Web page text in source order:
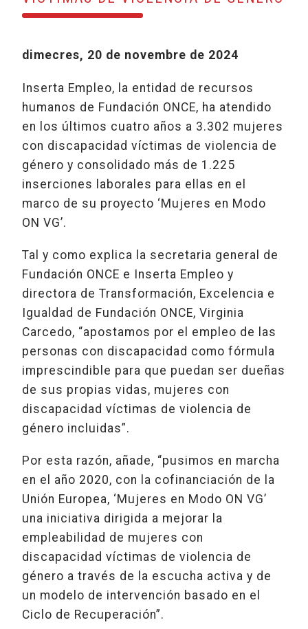
dimecres, 20 de novembre de 2024
Inserta Empleo, la entidad de recursos
humanos de Fundación ONCE, ha atendido
en los últimos cuatro años a 3.302 mujeres
con discapacidad víctimas de violencia de
género y consolidado más de 1.225
inserciones laborales para ellas en el
marco de su proyecto ‘Mujeres en Modo
ON VG’.
Tal y como explica la secretaria general de
Fundación ONCE e Inserta Empleo y
directora de Transformación, Excelencia e
Igualdad de Fundación ONCE, Virginia
Carcedo, “apostamos por el empleo de las
personas con discapacidad como fórmula
imprescindible para que puedan ser dueñas
de sus propias vidas, mujeres con
discapacidad víctimas de violencia de
género incluidas”.
Por esta razón, añade, “pusimos en marcha
en el año 2020, con la cofinanciación de la
Unión Europea, ‘Mujeres en Modo ON VG’
una iniciativa dirigida a mejorar la
empleabilidad de mujeres con
discapacidad víctimas de violencia de
género a través de la escucha activa y de
un modelo de intervención basado en el
Ciclo de Recuperación”.